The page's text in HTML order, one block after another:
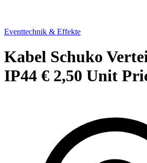
Eventtechnik & Effekte
Kabel Schuko
IP44 € 2,50 Unit